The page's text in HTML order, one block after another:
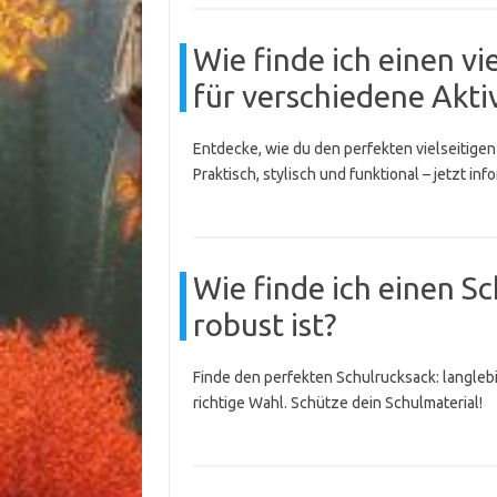
Wie finde ich einen
für verschiedene
Entdecke, wie du den perfekten
Praktisch, stylisch und funktional – jetzt
Wie finde ich einen
robust ist?
Finde den perfekten Schulrucksack:
richtige Wahl. Schütze dein Schulmaterial!